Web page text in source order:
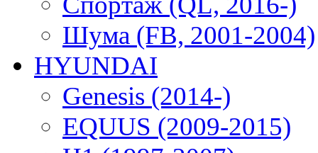
Шума (FB, 2001-2004)
HYUNDAI
Genesis (2014-)
EQUUS (2009-2015)